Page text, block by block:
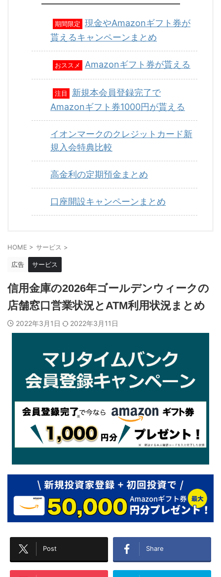
期間限定
現金やAmazonギフト券が
貰えるキャンペーンまとめ
おススメ Amazonギフト券が貰える
注目
新規本会員登録完了で
Amazonギフト券1000円が貰える
イオンマークのクレジットカード新
規入会特典比較
高金利の定期預金まとめ
口座開設キャンペーンまとめ
HOME > サービス >
広告 サービス
信用金庫の2026年ゴールデンウィークの
店舗窓口営業状況とATM利用状況まとめ
2022年3月1日 2022年3月11日
Post Share